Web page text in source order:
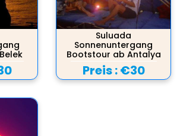
Suluada
Sonnenuntergang
Bootstour ab Antalya
Preis :€30